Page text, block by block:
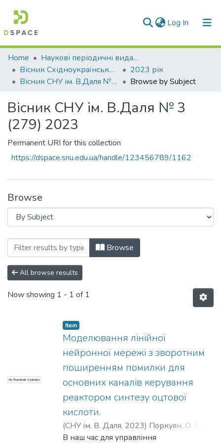
Log In (current)
Communities & Collections
All of DSpace
Home
Наукові періодичні видання СНУ ім. В. Даля
Вісник Східноукраїнського національного університету імені В. Даля
2023 рік
Вісник СНУ ім. В.Даля № 3 (279) 2023
Browse by Subject
Вісник СНУ ім. В.Даля № 3
(279) 2023
Permanent URI for this collection
https://dspace.snu.edu.ua/handle/123456789/1162
Browse
Browsing Вісник СНУ ім. В.Даля № 3
Browse
All browse results
Now showing 1 - 1 of 1
No Thumbnail Available
Item
Моделювання лінійної
нейронної мережі з зворотним
поширенням помилки для
основних каналів керування
реактором синтезу оцтової
кислоти.
(СНУ ім. В. Даля, 2023) Поркуян, О. В.
Самойлова, Ж. Г.;Porkuyan, O. V.
В наш час для управління